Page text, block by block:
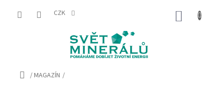
CZK
Domů
/MAGAZÍN /